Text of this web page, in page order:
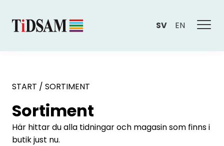
SV EN
START / SORTIMENT
Sortiment
Här hittar du alla tidningar och magasin som finns i
butik just nu.